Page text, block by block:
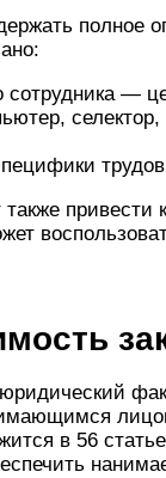
полное
сотрудника —
селектор,
привести
в 56